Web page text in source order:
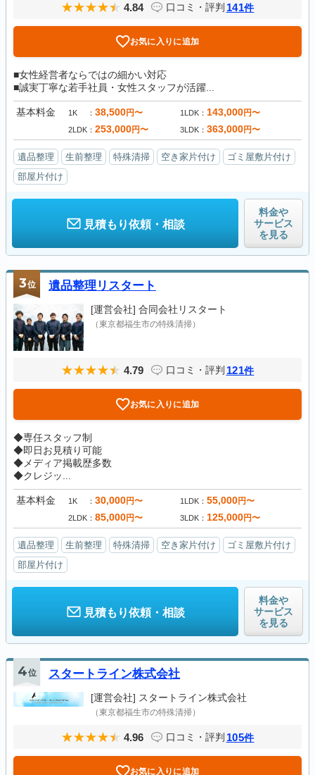
4.84 口コミ・評判 141件
お気に入りに追加
■女性経営者ならではの細かい対応
■誠実丁寧な若手社員・女性スタッフが活躍...
基本料金 1K 38,500円〜 1LDK 143,000円〜
2LDK 253,000円〜 3LDK 363,000円〜
遺品整理 生前整理 特殊清掃 空き家片付け
ゴミ屋敷片付け
部屋片付け
見積もり依頼・相談
料金や
サービス
を見る
3位 遺品整理リスタート
[運営会社] 合同会社リスタート
（東京都福生市の特殊清掃）
4.79 口コミ・評判 121件
お気に入りに追加
◆専任スタッフ制
◆即日お見積り可能
◆メディア掲載歴多数
◆クレジッ...
基本料金 1K 30,000円〜 1LDK 55,000円〜
2LDK 85,000円〜 3LDK 125,000円〜
遺品整理 生前整理 特殊清掃 空き家片付け
ゴミ屋敷片付け
部屋片付け
見積もり依頼・相談
料金や
サービス
を見る
4位 スタートライン株式会社
[運営会社] スタートライン株式会社
（東京都福生市の特殊清掃）
4.96 口コミ・評判 105件
お気に入りに追加